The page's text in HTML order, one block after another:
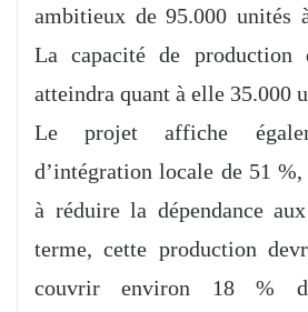
ambitieux de 95.000 unités
La capacité de production
atteindra quant à elle 35.000
Le projet affiche
d’intégration locale de 51
à réduire la dépendance
terme, cette production
couvrir environ 18 %